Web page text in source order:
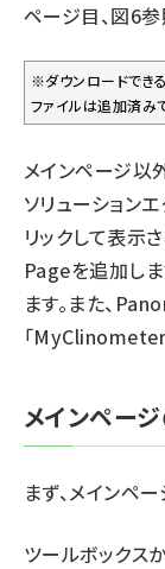
ページ目、図6参
※ダウンロードでき
ファイルは追加済み
メインページ以
ソリューション
リックして表示
Pageを追加し
ます。また、
「
メインペー
まず、メインペ
ツールボックス